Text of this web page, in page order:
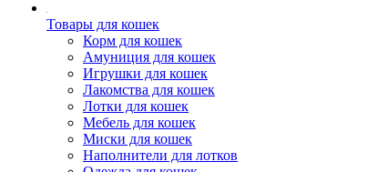
Товары для кошек
Корм для кошек
Амуниция для кошек
Игрушки для кошек
Лакомства для кошек
Лотки для кошек
Мебель для кошек
Миски для кошек
Наполнители для лотков